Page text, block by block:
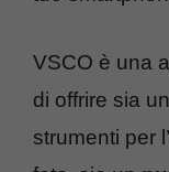
VSCO è una
di offrire sia
strumenti per